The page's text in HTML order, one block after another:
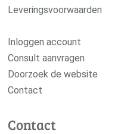
Leveringsvoorwaarden
Inloggen account
Consult aanvragen
Doorzoek de website
Contact
Contact